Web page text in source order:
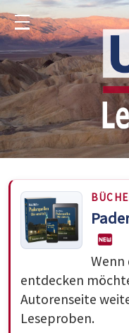
Menu
Wenn
entdecken
Autorenseite
Leseproben.